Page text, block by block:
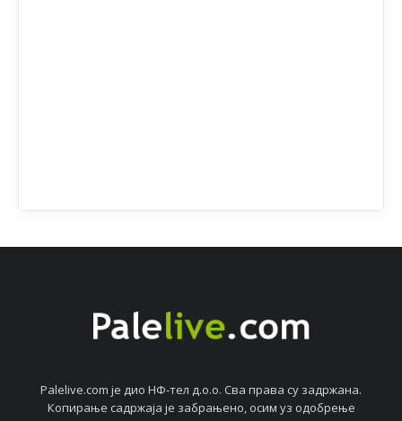
Palelive.com јe дио НФ-тeл д.о.о. Сва права су задржана.
Копирањe садржаја јe забрањeно, осим уз одобрeњe